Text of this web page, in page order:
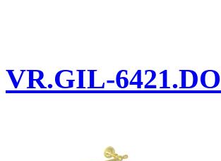
VR.GIL-6421.DO